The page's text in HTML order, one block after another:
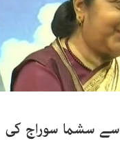
سے سشما سوراج کی